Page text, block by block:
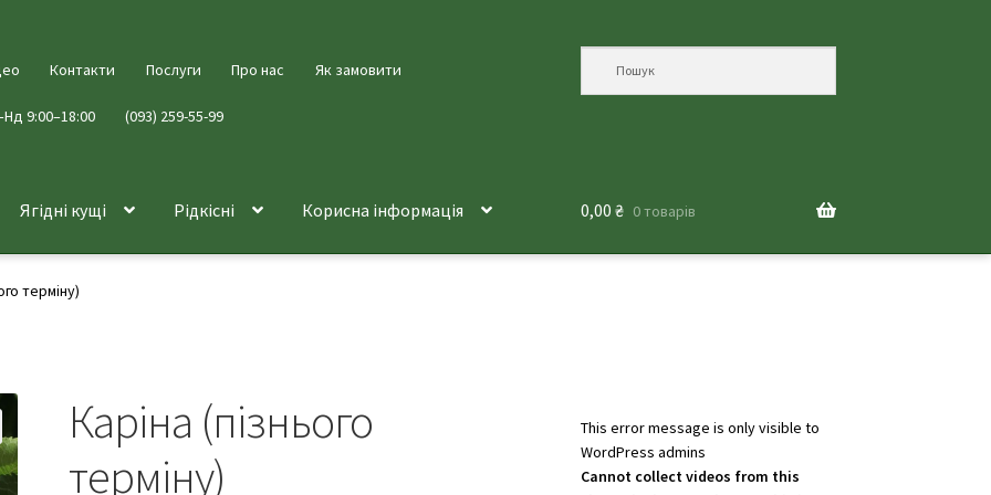
Контакти Послуги Про нас Як замовити
9:00–18:00 (093) 259-55-99
Ягідні кущі Рідкісні Корисна інформація 0,00 ₴ 0 товарів
терміну)
Каріна (пізнього
терміну)
This error message is only visible to
WordPress admins
Cannot collect videos from this